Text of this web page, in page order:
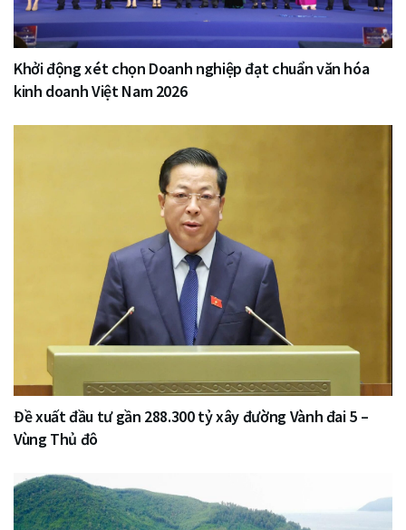
Khởi động xét chọn Doanh nghiệp đạt chuẩn văn hóa
kinh doanh Việt Nam 2026
Đề xuất đầu tư gần 288.300 tỷ xây đường Vành đai 5 –
Vùng Thủ đô